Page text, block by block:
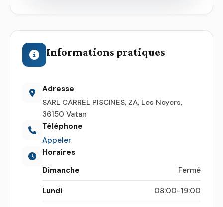
Informations pratiques
Adresse
SARL CARREL PISCINES, ZA, Les Noyers,
36150 Vatan
Téléphone
Appeler
Horaires
Dimanche
Fermé
Lundi 08:00-19:00